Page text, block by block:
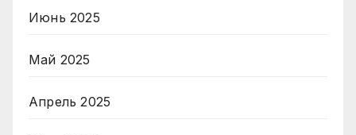
Июнь 2025
Май 2025
Апрель 2025